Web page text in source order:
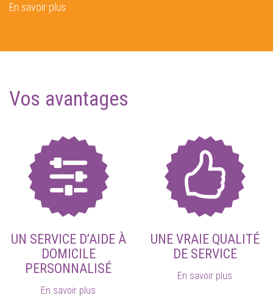
En savoir plus
Vos avantages
UN SERVICE D’AIDE À
DOMICILE
PERSONNALISÉ
En savoir plus
UNE VRAIE QUALITÉ
DE SERVICE
En savoir plus